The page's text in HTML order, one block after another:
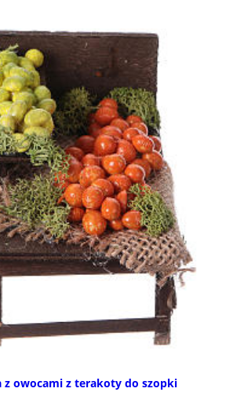
z owocami z terakoty do szopki